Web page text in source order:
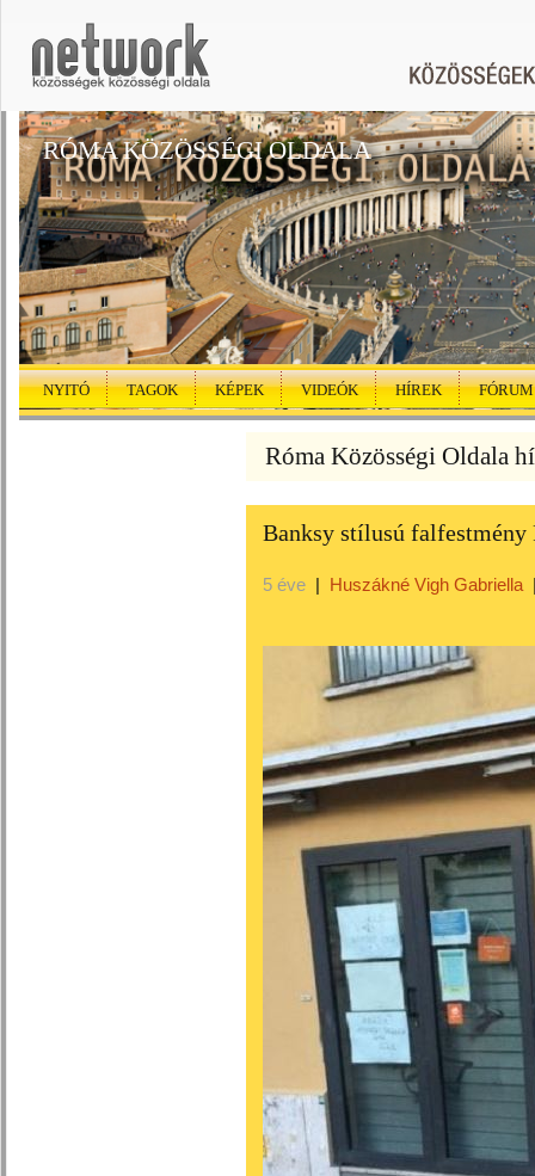
RÓMA KÖZÖSSÉGI OLDALA
NYITÓ TAGOK KÉPEK VIDEÓK HÍREK FÓRUM
Róma Közösségi Oldala
Banksy stílusú falfestmény
5 éve | Huszákné Vigh Gabriella